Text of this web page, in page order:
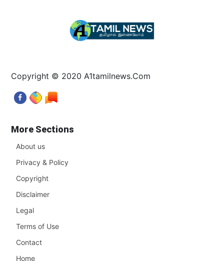
Copyright © 2020 A1tamilnews.Com
More Sections
About us
Privacy & Policy
Copyright
Disclaimer
Legal
Terms of Use
Contact
Home